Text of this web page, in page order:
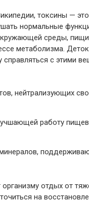
токсины —
нормальные
среды,
метаболизма.
справляться с этими
нейтрализующих
работу
организму отдых от
на